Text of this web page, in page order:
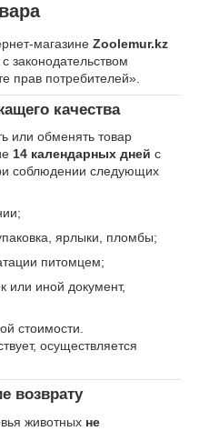
магазине Zoolemur.kz
законодательством
прав потребителей».
качества
или обменять товар
14 календарных дней с
соблюдении следующих
ярлыки, пломбы;
питомцем;
или иной документ,
стоимости.
осуществляется
возврату
животных не